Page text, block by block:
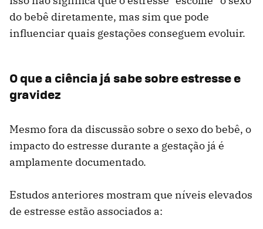
do bebê diretamente, mas sim que pode
influenciar quais gestações conseguem evoluir.
O que a ciência já sabe sobre estresse e
gravidez
Mesmo fora da discussão sobre o sexo do bebê, o
impacto do estresse durante a gestação já é
amplamente documentado.
Estudos anteriores mostram que níveis elevados
de estresse estão associados a: